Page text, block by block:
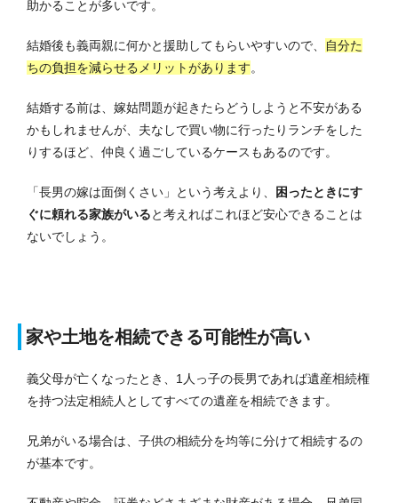
助かることが多いです。
結婚後も義両親に何かと援助してもらいやすいので、
自分た
ちの負担を減らせるメリットがあります。
結婚する前は、嫁姑問題が起きたらどうしようと不安がある
かもしれませんが、夫なしで買い物に行ったりランチをした
りするほど、仲良く過ごしているケースもあるのです。
「長男の嫁は面倒くさい」という考えより、
困ったときにす
ぐに頼れる家族がいると考えればこれほど安心できることは
ないでしょう。
家や土地を相続できる可能性が高い
義父母が亡くなったとき、1人っ子の長男であれば遺産相続権
を持つ法定相続人としてすべての遺産を相続できます。
兄弟がいる場合は、子供の相続分を均等に分けて相続するの
が基本です。